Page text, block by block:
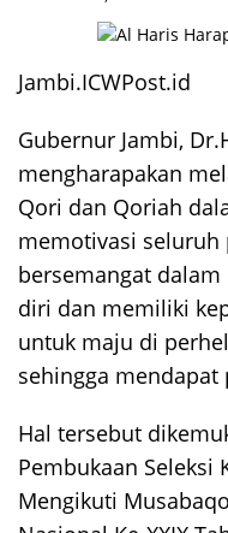
Jambi.ICWPost.id
Gubernur Jambi,
mengharapakan
Qori dan Qoriah
memotivasi seluruh
bersemangat
diri dan memiliki
untuk maju di
sehingga
Hal tersebut
Pembukaan Seleksi
Mengikuti